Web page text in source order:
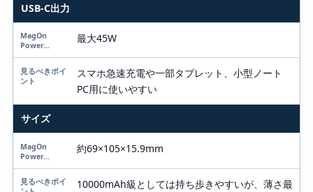
USB-C出力
最大45W
スマホ急速充電や一部タブレット、小型ノート
PC用に使いやすい
サイズ
約69×105×15.9mm
10000mAh級としては持ち歩きやすいが、薄さ最